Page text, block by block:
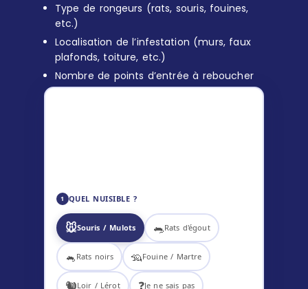
Type de rongeurs (rats, souris, fouines,
etc.)
Localisation de l’infestation (murs, faux
plafonds, toiture, etc.)
Nombre de points d’entrée à reboucher
1 QUEL NUISIBLE ?
🐭Souris / Mulots 🐀Rats d'égout
🐁 Rats noirs 🦡Fouine / Martre
🐿️Loir / Lérot ❓Je ne sais pas